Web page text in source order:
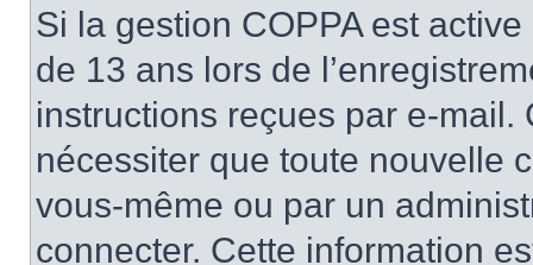
Si la gestion COPPA est
de 13 ans lors de
instructions reçues par e-
nécessiter que toute nouvelle
vous-même ou par un
connecter. Cette information